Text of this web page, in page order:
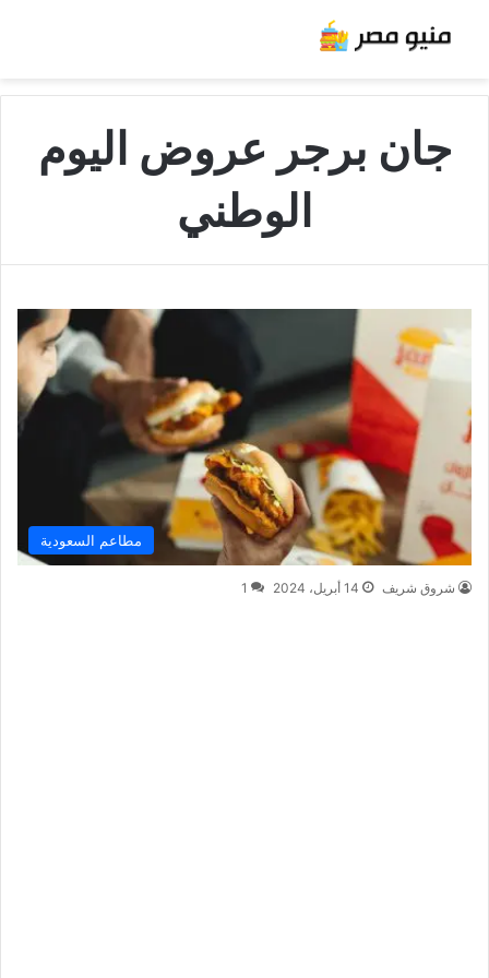
جان برجر عروض اليوم
الوطني
مطاعم السعودية
شروق شريف 14 أبريل، 2024 1